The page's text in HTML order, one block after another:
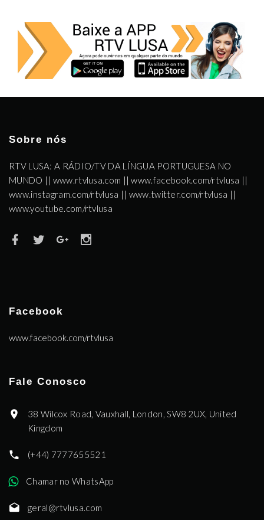
Sobre nós
RTV LUSA: A RÁDIO/TV DA LÍNGUA PORTUGUESA NO
MUNDO || www.rtvlusa.com || www.facebook.com/rtvlusa ||
www.instagram.com/rtvlusa || www.twitter.com/rtvlusa ||
www.youtube.com/rtvlusa
Facebook
www.facebook.com/rtvlusa
Fale Conosco
38 Wilcox Road, Vauxhall, London, SW8 2UX, United
Kingdom
(+44) 7777655521
Chamar no WhatsApp
geral@rtvlusa.com